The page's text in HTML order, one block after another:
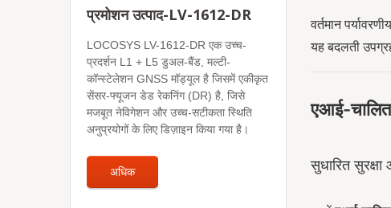
प्रमोशन उत्पाद-LV-1612-DR
LOCOSYS LV-1612-DR एक उच्च-
प्रदर्शन L1 + L5 डुअल-बैंड, मल्टी-
कॉन्स्टेलेशन GNSS मॉड्यूल है जिसमें एकीकृत
सेंसर-फ्यूजन डेड रेकनिंग (DR) है, जिसे
मजबूत नेविगेशन और उच्च-सटीकता स्थिति
अनुप्रयोगों के लिए डिज़ाइन किया गया है।
अधिक
वर्तमान
यह बदलती
एआई-चालित
सुधारित